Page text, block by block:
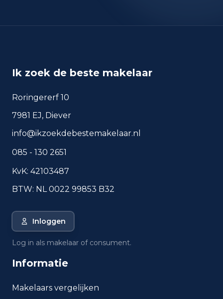
Deze cijfers geven een indicatief beeld van
wonen in Wijchen
Korte antwoorden op basis van actuele
vergelijking van de woonomgeving.
Wijchen?
waarde in Wijchen?
inkomen per inwoner in
Wijchen?
Ik zoek de beste makelaar
Roringererf 10
7981 EJ, Diever
info@ikzoekdebestemakelaar.nl
085 - 130 2651
KvK: 42103487
BTW: NL 0022 99853 B32
Inloggen
Log in als makelaar of consument.
Informatie
Makelaars vergelijken